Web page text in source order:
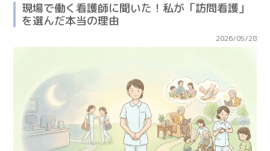
現場で働く看護師に聞いた！私が「訪問看護」
を選んだ本当の理由
2026/05/28